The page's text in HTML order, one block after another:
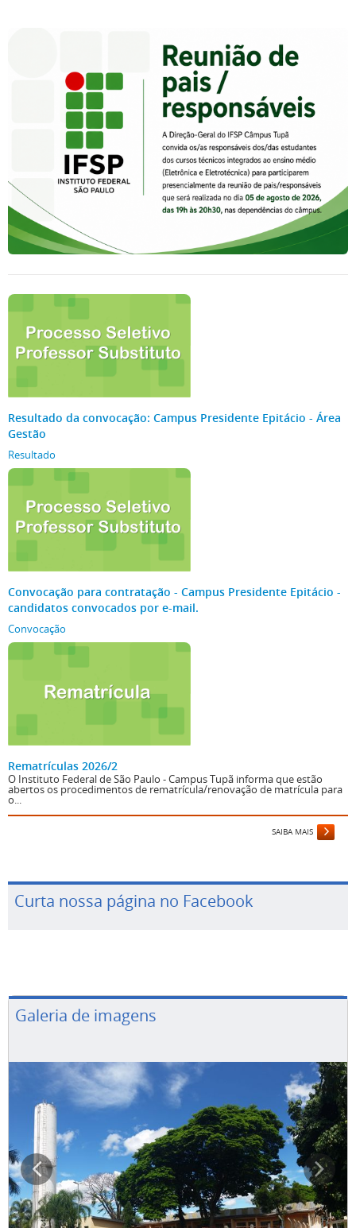
Resultado da convocação: Campus Presidente Epitácio - Área
Gestão
Resultado
Convocação para contratação - Campus Presidente Epitácio -
candidatos convocados por e-mail.
Convocação
Rematrículas 2026/2
O Instituto Federal de São Paulo - Campus Tupã informa que estão
abertos os procedimentos de rematrícula/renovação de matrícula para
o...
SAIBA MAIS
Curta nossa página no Facebook
Galeria de imagens